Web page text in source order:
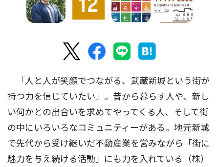
「人と人が笑顔でつながる、武蔵新城という街が
持つ力を信じていたい」。昔から暮らす人や、新し
い何かとの出合いを求めてやってくる人、そして街
の中にいろいろなコミュニティーがある。地元新城
で先代から受け継いだ不動産業を営みながら「街に
魅力を与え続ける活動」にも力を入れている（株）